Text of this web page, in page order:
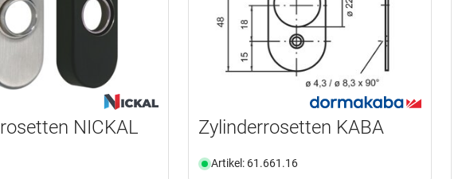
NICKAL
Zylinderrosetten KABA
Artikel: 61.661.16